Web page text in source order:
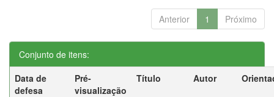
Anterior 1 Próximo
Conjunto de itens:
Data de
defesa
Pré-
visualização
Título Autor